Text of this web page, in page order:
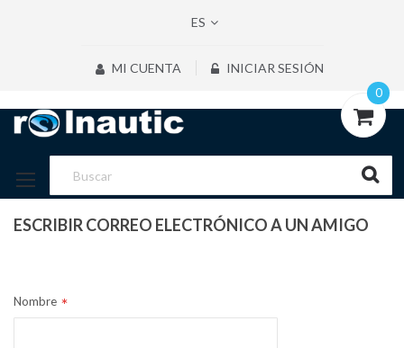
ES
MI CUENTA INICIAR SESIÓN
0
ESCRIBIR CORREO ELECTRÓNICO A UN AMIGO
Nombre